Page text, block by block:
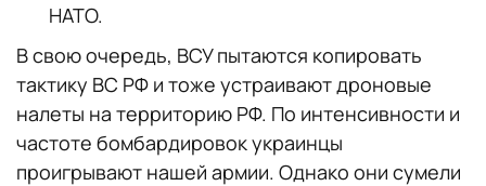
НАТО.
В свою очередь, ВСУ пытаются копировать
тактику ВС РФ и тоже устраивают дроновые
налеты на территорию РФ. По интенсивности и
частоте бомбардировок украинцы
проигрывают нашей армии. Однако они сумели